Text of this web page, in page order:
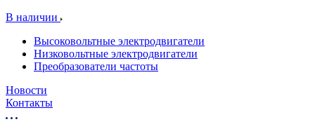
В наличии
Высоковольтные электродвигатели
Низковольтные электродвигатели
Преобразователи частоты
Новости
Контакты